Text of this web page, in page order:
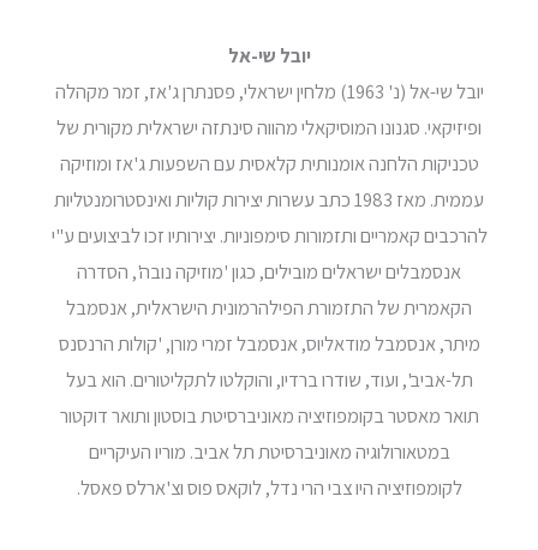
יובל שי-אל
יובל שי-אל (נ' 1963) מלחין ישראלי, פסנתרן ג'אז, זמר מקהלה
ופיזיקאי. סגנונו המוסיקאלי מהווה סינתזה ישראלית מקורית של
טכניקות הלחנה אומנותית קלאסית עם השפעות ג'אז ומוזיקה
עממית. מאז 1983 כתב עשרות יצירות קוליות ואינסטרומנטליות
להרכבים קאמריים ותזמורות סימפוניות. יצירותיו זכו לביצועים ע"י
אנסמבלים ישראלים מובילים, כגון 'מוזיקה נובה', הסדרה
הקאמרית של התזמורת הפילהרמונית הישראלית, אנסמבל
מיתר, אנסמבל מודאליוס, אנסמבל זמרי מורן, 'קולות הרנסנס
תל-אביב', ועוד, שודרו ברדיו, והוקלטו לתקליטורים. הוא בעל
תואר מאסטר בקומפוזיציה מאוניברסיטת בוסטון ותואר דוקטור
במטאורולוגיה מאוניברסיטת תל אביב. מוריו העיקריים
לקומפוזיציה היו צבי הרי נדל, לוקאס פוס וצ'ארלס פאסל.